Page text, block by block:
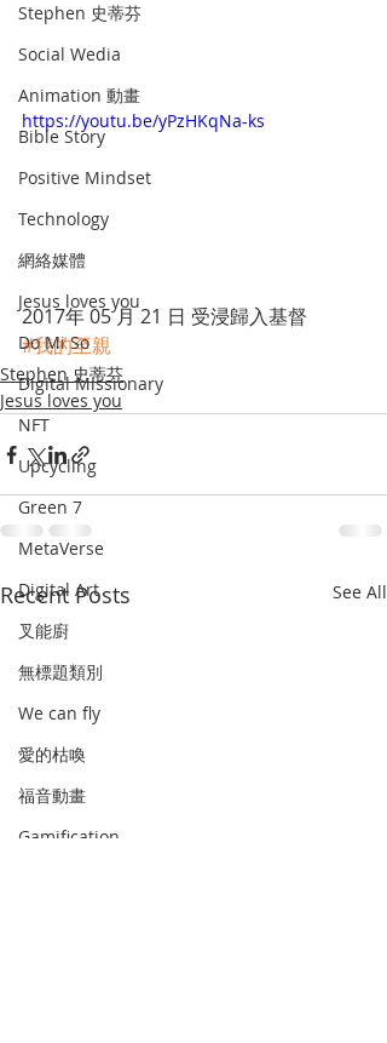
Stephen 史蒂芬
Social Wedia
Animation 動畫
Bible Story
Positive Mindset
Technology
網絡媒體
Jesus loves you
Do Mi So
Digital Missionary
NFT
Upcycling
Green 7
MetaVerse
Digital Art
叉能廚
無標題類別
We can fly
愛的枯喚
福音動畫
Gamification
https://youtu.be/yPzHKqNa-ks
2017年 05 月 21 日 受浸歸入基督
#我的至親
Stephen 史蒂芬
Jesus loves you
Recent Posts See All